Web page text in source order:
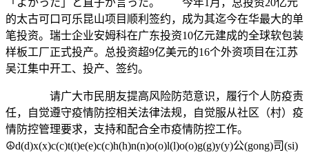
的太古可口可乐昆山项目顺利签约，成为其迄今在华最大的单
笔投资。瑞士企业安姆科在广东投资10亿元建成的全球软包装
样板工厂正式投产。总投资超9亿美元的16个外资项目在江苏
吴江集中开工、投产、签约。
请广大市民朋友提高风险防范意识，履行个人防疫责
任，自觉遵守疫情防控相关法律法规，自觉服从社区（村）疫
情防控管理要求，支持和配合全市疫情防控工作。
☮d(d)x(x)c(c)t(t)e(e)c(c)h(h)n(n)o(o)l(l)o(o)g(g)y(y)公(gong)司(si)